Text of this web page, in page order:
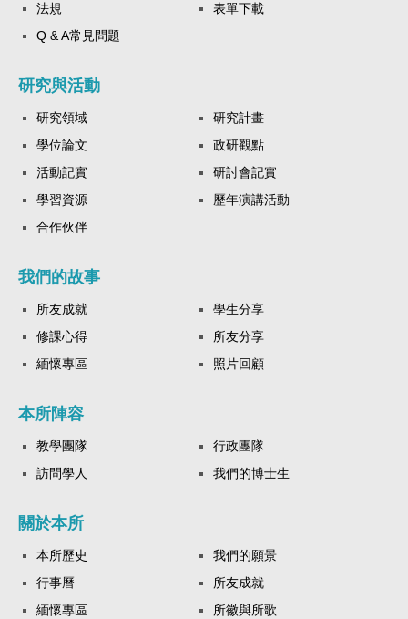
法規
表單下載
Q & A常見問題
研究與活動
研究領域
研究計畫
學位論文
政研觀點
活動記實
研討會記實
學習資源
歷年演講活動
合作伙伴
我們的故事
所友成就
學生分享
修課心得
所友分享
緬懷專區
照片回顧
本所陣容
教學團隊
行政團隊
訪問學人
我們的博士生
關於本所
本所歷史
我們的願景
行事曆
所友成就
緬懷專區
所徽與所歌